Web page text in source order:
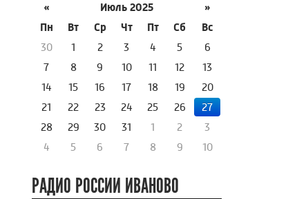
« Июль 2025
»
Пн
Вт Ср Чт Пт Сб
Вс
30
1 2 3 4 5
6
7
8 9 10 11 12
13
14
15 16 17 18 19
20
21
22 23 24 25 26
27
28
29 30 31 1 2
3
4
5 6 7 8 9 10
РАДИО РОССИИ ИВАНОВО